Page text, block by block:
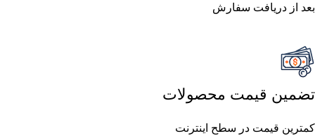
بعد از دریافت سفارش
تضمین قیمت محصولات
کمترین قیمت در سطح اینترنت